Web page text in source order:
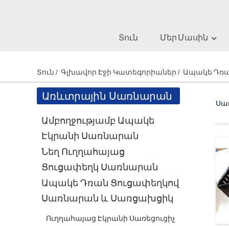
Տուն Մեր Մասին
Տուն Գլխավոր Էջի Կատեգորիաներ Ապակե
Առևտրային Սառնարան
Ամբողջությամբ Ապակե
Էկրանի Սառնարան
Նեղ Ուղղահայաց
Ցուցափեղկ Սառնարան
Ապակե Դռան Ցուցափեղկով
Սառնարան ԵՒ Սառցախցիկ
Ուղղահայաց Էկրանի Սառեցուցիչ